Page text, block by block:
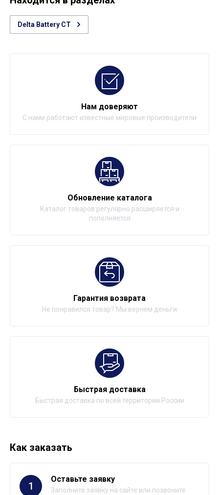
Delta Battery CT
Нам доверяют
С нами работают известные мировые производители
Обновление каталога
Каталог товаров регулярно расширяется и
пополняется
Гарантия возврата
Не понравился товар? Мы вернем деньги
Быстрая доставка
Быстрая доставка по всей территории России
Как заказать
1
Оставьте заявку
Заполните заявку на сайте или позвоните